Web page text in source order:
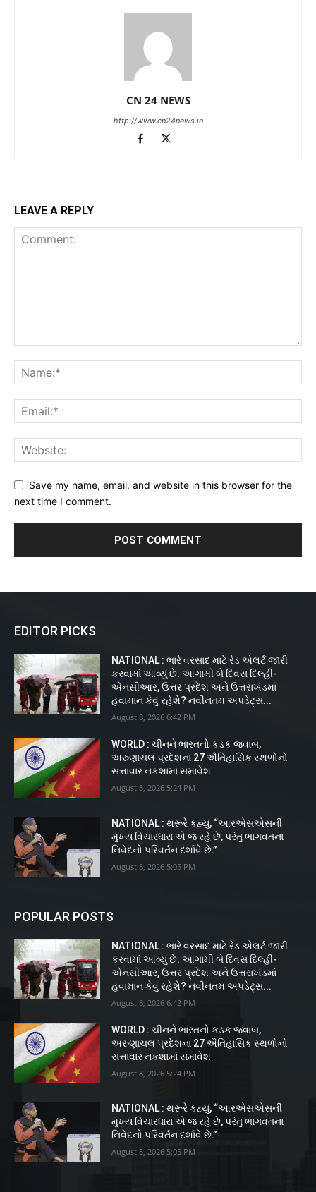
CN 24 NEWS
http://www.cn24news.in
LEAVE A REPLY
Save my name, email, and website in this browser for the
next time I comment.
EDITOR PICKS
NATIONAL : ભારે વરસાદ માટે રેડ એલર્ટ જારી
કરવામાં આવ્યું છે. આગામી બે દિવસ દિલ્હી-
એનસીઆર, ઉત્તર પ્રદેશ અને ઉત્તરાખંડમાં
હવામાન કેવું રહેશે? નવીનતમ અપડેટ્સ...
August 8, 2026 6:42 PM
WORLD : ચીનને ભારતનો કડક જવાબ,
અરુણાચલ પ્રદેશના 27 ઐતિહાસિક સ્થળોનો
સત્તાવાર નકશામાં સમાવેશ
August 8, 2026 5:24 PM
NATIONAL : થરૂરે કહ્યું, “આરએસએસની
મુખ્ય વિચારધારા એ જ રહે છે, પરંતુ ભાગવતના
નિવેદનો પરિવર્તન દર્શાવે છે.”
August 8, 2026 5:05 PM
POPULAR POSTS
NATIONAL : ભારે વરસાદ માટે રેડ એલર્ટ જારી
કરવામાં આવ્યું છે. આગામી બે દિવસ દિલ્હી-
એનસીઆર, ઉત્તર પ્રદેશ અને ઉત્તરાખંડમાં
હવામાન કેવું રહેશે? નવીનતમ અપડેટ્સ...
August 8, 2026 6:42 PM
WORLD : ચીનને ભારતનો કડક જવાબ,
અરુણાચલ પ્રદેશના 27 ઐતિહાસિક સ્થળોનો
સત્તાવાર નકશામાં સમાવેશ
August 8, 2026 5:24 PM
NATIONAL : થરૂરે કહ્યું, “આરએસએસની
મુખ્ય વિચારધારા એ જ રહે છે, પરંતુ ભાગવતના
નિવેદનો પરિવર્તન દર્શાવે છે.”
August 8, 2026 5:05 PM